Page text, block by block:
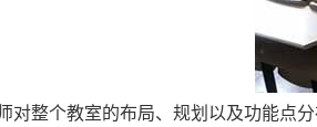
对整个教室的布局、规划以及功能点